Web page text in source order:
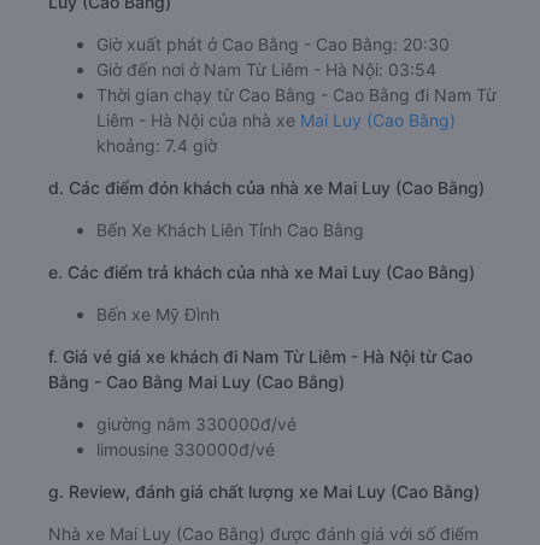
Giờ xuất phát ở Cao Bằng - Cao Bằng: 20:30
Giờ đến nơi ở Nam Từ Liêm - Hà Nội: 03:54
Thời gian chạy từ Cao Bằng - Cao Bằng đi Nam Từ
Liêm - Hà Nội của nhà xe Mai Luy (Cao Bằng)
khoảng: 7.4 giờ
d. Các điểm đón khách của nhà xe Mai Luy (Cao Bằng)
Bến Xe Khách Liên Tỉnh Cao Bằng
e. Các điểm trả khách của nhà xe Mai Luy (Cao Bằng)
Bến xe Mỹ Đình
f. Giá vé giá xe khách đi Nam Từ Liêm - Hà Nội từ Cao
Bằng - Cao Bằng Mai Luy (Cao Bằng)
giường nằm 330000đ/vé
limousine 330000đ/vé
g. Review, đánh giá chất lượng xe Mai Luy (Cao Bằng)
Nhà xe Mai Luy (Cao Bằng) được đánh giá với số điểm